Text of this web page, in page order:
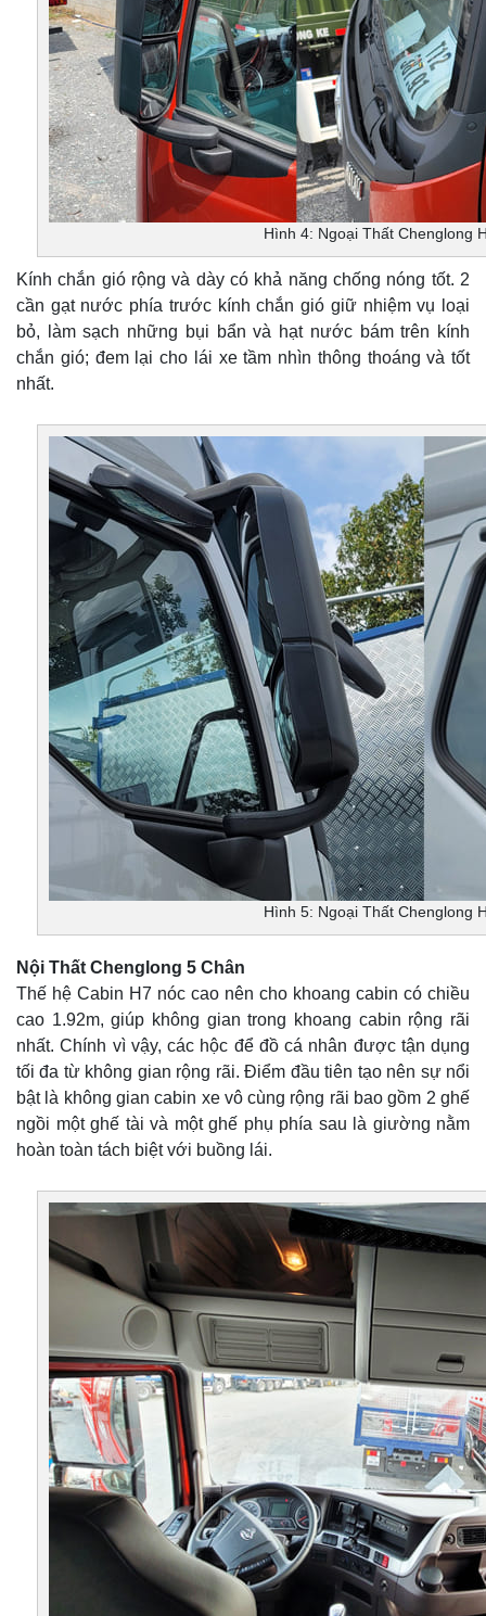
Hình 4: Ngoại Thất Chenglong
Kính chắn gió rộng và dày có khả năng chống nóng tốt. 2
cần gạt nước phía trước kính chắn gió giữ nhiệm vụ loại
bỏ, làm sạch những bụi bẩn và hạt nước bám trên kính
chắn gió; đem lại cho lái xe tầm nhìn thông thoáng và tốt
nhất.
Hình 5: Ngoại Thất Chenglong
Nội Thất Chenglong 5 Chân
Thế hệ Cabin H7 nóc cao nên cho khoang cabin có chiều
cao 1.92m, giúp không gian trong khoang cabin rộng rãi
nhất. Chính vì vậy, các hộc để đồ cá nhân được tận dụng
tối đa từ không gian rộng rãi. Điểm đầu tiên tạo nên sự nổi
bật là không gian cabin xe vô cùng rộng rãi bao gồm 2 ghế
ngồi một ghế tài và một ghế phụ phía sau là giường nằm
hoàn toàn tách biệt với buồng lái.